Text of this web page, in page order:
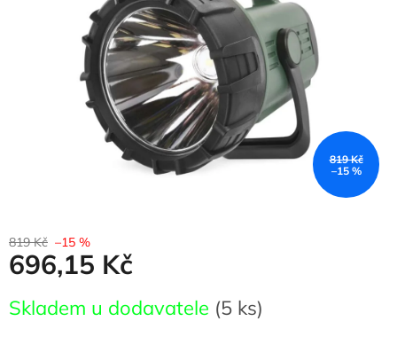
819 Kč
–15 %
819 Kč –15 %
696,15 Kč
cena:
Skladem u dodavatele (5 ks)